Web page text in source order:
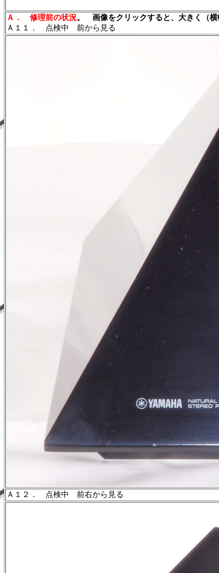
Ａ． 修理前の状況。 画像をクリックすると、大きく（横
Ａ１１． 点検中 前から見る
Ａ１２． 点検中 前右から見る